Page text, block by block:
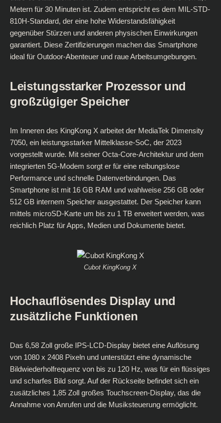
Metern für 30 Minuten ist. Zudem entspricht es dem MIL-STD-
810H-Standard, der eine hohe Widerstandsfähigkeit
gegenüber Stürzen und anderen physischen Einwirkungen
garantiert. Diese Zertifizierungen machen das Smartphone
ideal für Outdoor-Abenteuer und raue Arbeitsumgebungen.
Leistungsstarker Prozessor und
großzügiger Speicher
Im Inneren des KingKong X arbeitet der MediaTek Dimensity
7050, ein leistungsstarker Mittelklasse-SoC, der 2023
vorgestellt wurde. Mit seiner Octa-Core-Architektur und dem
integrierten 5G-Modem sorgt er für eine reibungslose
Performance und schnelle Datenverbindungen. Das
Smartphone ist mit 16 GB RAM und wahlweise 256 GB oder
512 GB internem Speicher ausgestattet. Der Speicher kann
mittels microSD-Karte um bis zu 1 TB erweitert werden, was
reichlich Platz für Apps, Medien und Dokumente bietet.
Cubot KingKong X
Hochauflösendes Display und
zusätzliche Funktionen
Das 6,58 Zoll große IPS-LCD-Display bietet eine Auflösung
von 1080 x 2408 Pixeln und unterstützt eine dynamische
Bildwiederholfrequenz von bis zu 120 Hz, was für ein flüssiges
und scharfes Bild sorgt. Auf der Rückseite befindet sich ein
zusätzliches 1,85 Zoll großes Touchscreen-Display, das die
Annahme von Anrufen und die Musiksteuerung ermöglicht.